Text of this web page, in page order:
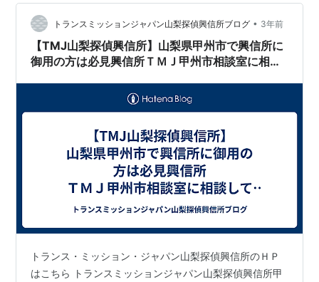
トランスミッションジャパン山梨探偵興信所ブログ • 3年前
【TMJ山梨探偵興信所】山梨県甲州市で興信所に
御用の方は必見興信所ＴＭＪ甲州市相談室に相談
トランス・ミッション・ジャパン山梨探偵興信所のＨＰ
はこちら トランスミッションジャパン山梨探偵興信所甲